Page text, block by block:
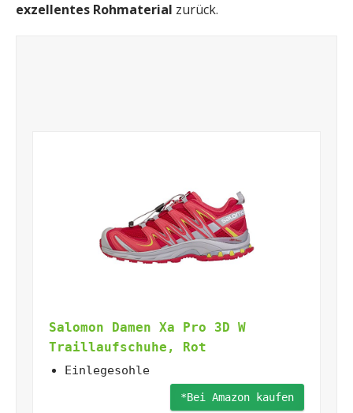
exzellentes Rohmaterial zurück.
Salomon Damen Xa Pro 3D W
Traillaufschuhe, Rot
Einlegesohle
*Bei Amazon kaufen